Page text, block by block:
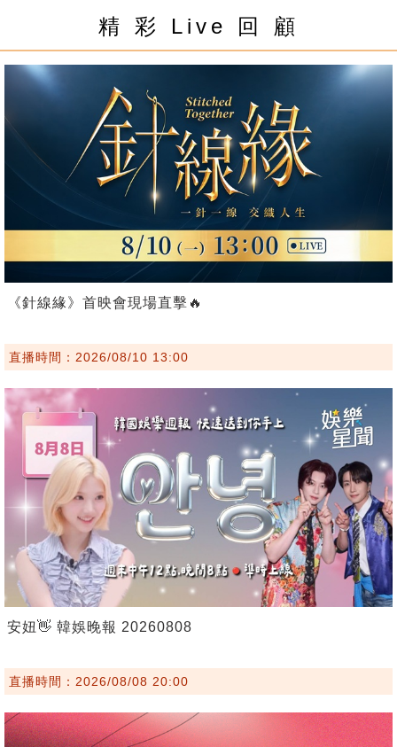
精 彩 Live 回 顧
《針線緣》首映會現場直擊🔥
直播時間：2026/08/10 13:00
安妞👋 韓娛晚報 20260808
直播時間：2026/08/08 20:00